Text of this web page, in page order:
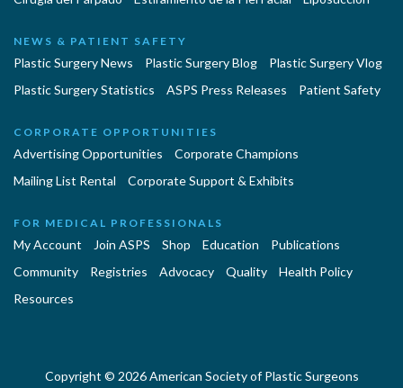
NEWS & PATIENT SAFETY
Plastic Surgery News Plastic Surgery Blog
Plastic Surgery Vlog
Plastic Surgery Statistics
ASPS Press Releases Patient Safety
CORPORATE OPPORTUNITIES
Advertising Opportunities
Corporate Champions
Mailing List Rental
Corporate Support & Exhibits
FOR MEDICAL PROFESSIONALS
My Account Join ASPS Shop Education
Publications
Community
Registries Advocacy Quality
Health Policy
Resources
Copyright © 2026 American Society of Plastic Surgeons